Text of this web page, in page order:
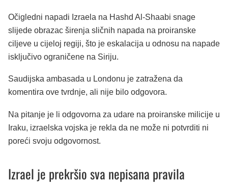
Očigledni napadi Izraela na Hashd Al-Shaabi snage
slijede obrazac širenja sličnih napada na proiranske
ciljeve u cijeloj regiji, što je eskalacija u odnosu na napade
isključivo ograničene na Siriju.
Saudijska ambasada u Londonu je zatražena da
komentira ove tvrdnje, ali nije bilo odgovora.
Na pitanje je li odgovorna za udare na proiranske milicije u
Iraku, izraelska vojska je rekla da ne može ni potvrditi ni
poreći svoju odgovornost.
Izrael je prekršio sva nepisana pravila